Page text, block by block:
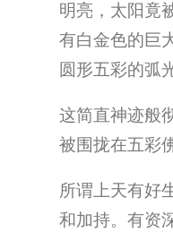
明亮，太阳竟
有白金色的巨
圆形五彩的弧
这简直神迹般
被围拢在五彩
所谓上天有好
和加持。有资